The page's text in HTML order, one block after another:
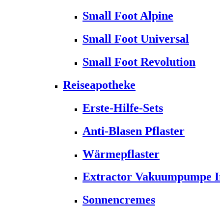
Small Foot Alpine
Small Foot Universal
Small Foot Revolution
Reiseapotheke
Erste-Hilfe-Sets
Anti-Blasen Pflaster
Wärmepflaster
Extractor Vakuumpumpe
Sonnencremes